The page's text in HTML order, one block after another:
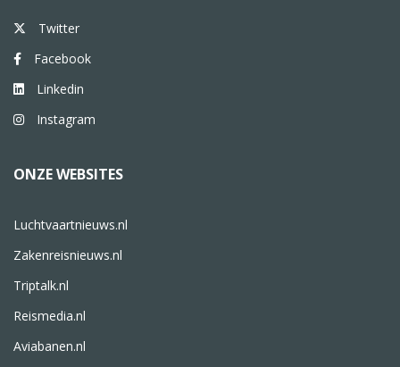
Twitter
Facebook
Linkedin
Instagram
ONZE WEBSITES
Luchtvaartnieuws.nl
Zakenreisnieuws.nl
Triptalk.nl
Reismedia.nl
Aviabanen.nl